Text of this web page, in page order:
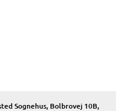
Sognehus, Bolbrovej 10B,